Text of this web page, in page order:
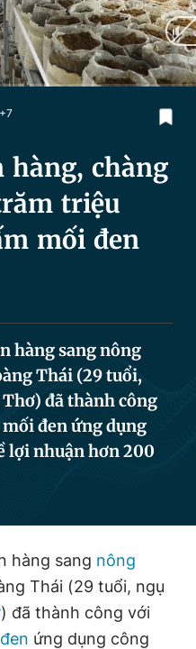
24h
Magazine
hệ quảng cáo
780 404
hàng, chàng
triệu
mối đen
hàng sang nông
Thái (29 tuổi,
Thơ) đã thành công
đen ứng dụng
lợi nhuận hơn 200
hàng sang nông
Thái (29 tuổi, ngụ
) đã thành công với
ứng dụng công